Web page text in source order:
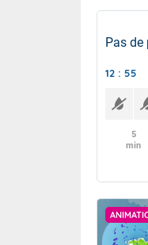
Pas
12 : 55
5
min